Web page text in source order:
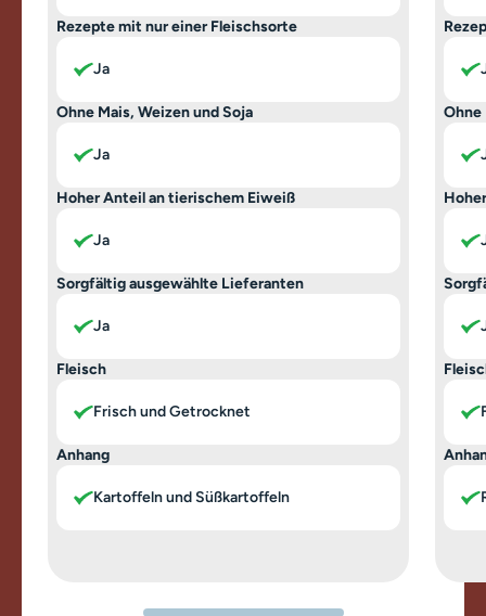
Rezepte mit nur einer Fleischsorte
Ja
Ohne Mais, Weizen und Soja
Ja
Hoher Anteil an tierischem Eiweiß
Ja
Sorgfältig ausgewählte Lieferanten
Ja
Fleisch
Frisch und Getrocknet
Anhang
Kartoffeln und Süßkartoffeln
Ohne